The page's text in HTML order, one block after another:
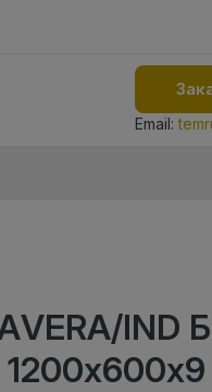
Email:
IND
1200х600х9